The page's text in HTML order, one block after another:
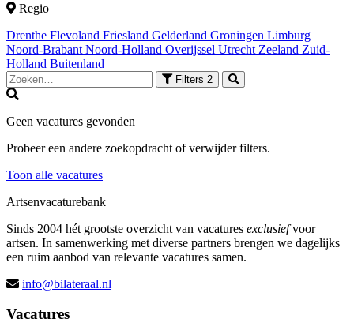
Regio
Drenthe Flevoland Friesland Gelderland Groningen Limburg
Noord-Brabant Noord-Holland Overijssel Utrecht Zeeland Zuid-
Holland Buitenland
Filters 2
Geen vacatures gevonden
Probeer een andere zoekopdracht of verwijder filters.
Toon alle vacatures
Artsenvacaturebank
Sinds 2004 hét grootste overzicht van vacatures exclusiefvoor
artsen. In samenwerking met diverse partners brengen we dagelijks
een ruim aanbod van relevante vacatures samen.
info@bilateraal.nl
Vacatures